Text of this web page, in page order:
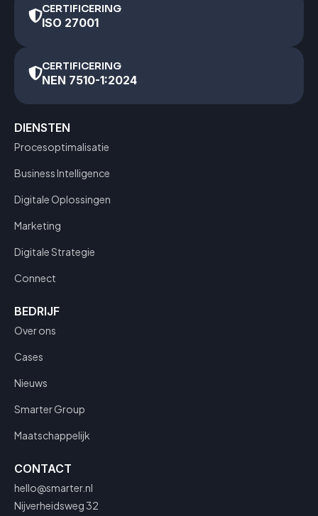
CERTIFICERING
ISO 27001
CERTIFICERING
NEN 7510-1:2024
DIENSTEN
Procesoptimalisatie
Business Intelligence
Digitale Oplossingen
Marketing
Digitale Strategie
Connect
BEDRIJF
Over ons
Cases
Nieuws
Smarter Group
Maatschappelijk
CONTACT
hello@smarter.nl
Nijverheidsweg 32